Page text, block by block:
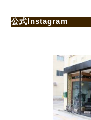
公式Instagram